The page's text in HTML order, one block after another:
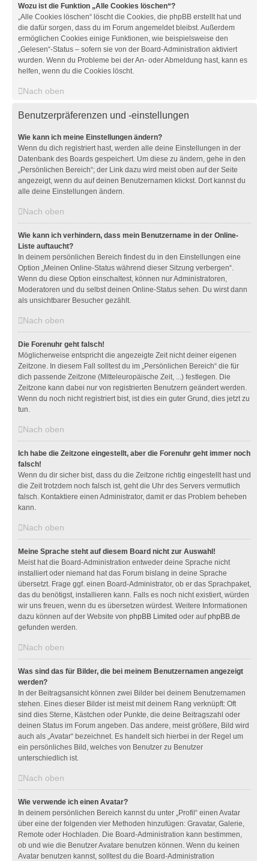
Wozu ist die Funktion „Alle Cookies löschen“?
„Alle Cookies löschen“ löscht die Cookies, die phpBB erstellt hat und
die dafür sorgen, dass du im Forum angemeldet bleibst. Außerdem
ermöglichen Cookies einige Funktionen, wie beispielsweise den
„Gelesen“-Status – sofern sie von der Board-Administration aktiviert
wurden. Wenn du Probleme bei der An- oder Abmeldung hast, kann es
helfen, wenn du die Cookies löscht.
Nach oben
Benutzerpräferenzen und -einstellungen
Wie kann ich meine Einstellungen ändern?
Wenn du dich registriert hast, werden alle deine Einstellungen in der
Datenbank des Boards gespeichert. Um diese zu ändern, gehe in den
„Persönlichen Bereich“; der Link dazu wird meist oben auf der Seite
angezeigt, wenn du auf deinen Benutzernamen klickst. Dort kannst du
alle deine Einstellungen ändern.
Nach oben
Wie kann ich verhindern, dass mein Benutzername in der Online-
Liste auftaucht?
In deinem persönlichen Bereich findest du in den Einstellungen eine
Option „Meinen Online-Status während dieser Sitzung verbergen“.
Wenn du diese Option einschaltest, können nur Administratoren,
Moderatoren und du selbst deinen Online-Status sehen. Du wirst dann
als unsichtbarer Besucher gezählt.
Nach oben
Die Forenuhr geht falsch!
Möglicherweise entspricht die angezeigte Zeit nicht deiner eigenen
Zeitzone. In diesem Fall solltest du im „Persönlichen Bereich“ die für
dich passende Zeitzone (Mitteleuropäische Zeit, ...) festlegen. Die
Zeitzone kann dabei nur von registrierten Benutzern geändert werden.
Wenn du noch nicht registriert bist, ist dies ein guter Grund, dies jetzt zu
tun.
Nach oben
Ich habe die Zeitzone eingestellt, aber die Forenuhr geht immer noch
falsch!
Wenn du dir sicher bist, dass du die Zeitzone richtig eingestellt hast und
die Zeit trotzdem noch falsch ist, geht die Uhr des Servers vermutlich
falsch. Kontaktiere einen Administrator, damit er das Problem beheben
kann.
Nach oben
Meine Sprache steht auf diesem Board nicht zur Auswahl!
Meist hat die Board-Administration entweder deine Sprache nicht
installiert oder niemand hat das Forum bislang in deine Sprache
übersetzt. Frage ggf. einen Board-Administrator, ob er das Sprachpaket,
das du benötigst, installieren kann. Falls es noch nicht existiert, würden
wir uns freuen, wenn du es übersetzen würdest. Weitere Informationen
dazu können auf der Website von phpBB Limited oder aufphpBB.de
gefunden werden.
Nach oben
Was sind das für Bilder, die bei meinem Benutzernamen angezeigt
werden?
In der Beitragsansicht können zwei Bilder bei deinem Benutzernamen
stehen. Eines dieser Bilder ist meist mit deinem Rang verknüpft: Oft
sind dies Sterne, Kästchen oder Punkte, die deine Beitragszahl oder
deinen Status im Forum angeben. Das andere, meist größere, Bild wird
auch als „Avatar“ bezeichnet. Es handelt sich hierbei in der Regel um
ein persönliches Bild, welches von Benutzer zu Benutzer
unterschiedlich ist.
Nach oben
Wie verwende ich einen Avatar?
In deinem persönlichen Bereich kannst du unter „Profil“ einen Avatar
über eine der folgenden vier Methoden hinzufügen: Gravatar, Galerie,
Remote oder Hochladen. Die Board-Administration kann bestimmen,
ob und wie die Benutzer Avatare benutzen können. Wenn du keinen
Avatar benutzen kannst, solltest du die Board-Administration